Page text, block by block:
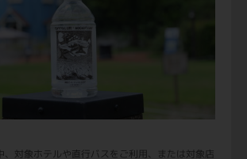
、対象ホテルや直行バスをご利用、または対象店